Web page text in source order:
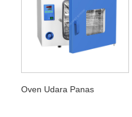
Oven Udara Panas